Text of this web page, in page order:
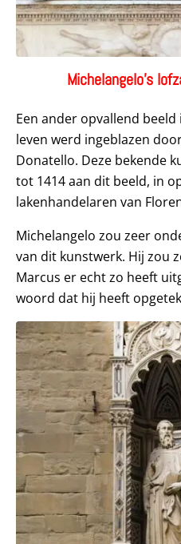
Michelangelo’s
Een ander opvallend
leven werd ingeblazen
Donatello. Deze bekende
tot 1414 aan dit beeld, in
lakenhandelaren van
Michelangelo zou zeer
van dit kunstwerk. Hij zou
Marcus er echt zo heeft
woord dat hij heeft